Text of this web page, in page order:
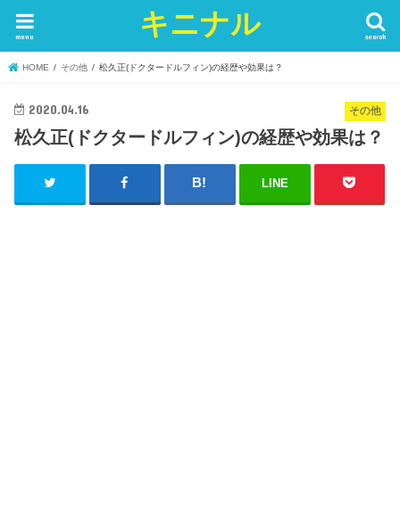
キニナル search
menu
HOME その他 松久正(ドクタードルフィン)の経歴や効果は？
その他
2020.04.16
松久正(ドクタードルフィン)の経歴や効果は？
LINE